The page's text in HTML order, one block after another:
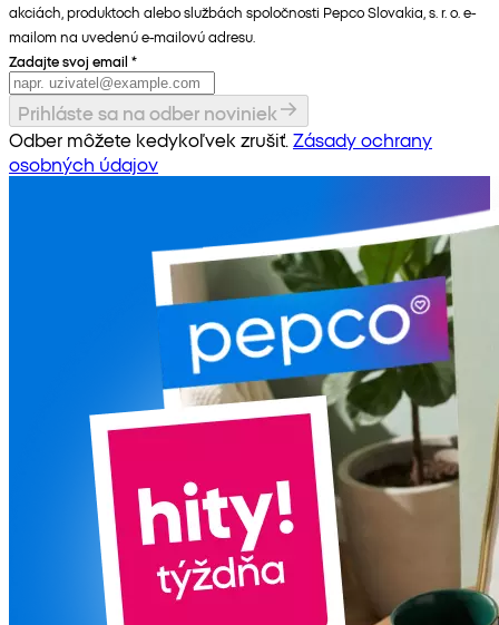
akciách, produktoch alebo službách spoločnosti Pepco Slovakia, s. r. o. e-
mailom na uvedenú e-mailovú adresu.
Zadajte svoj email *
Prihláste sa na odber noviniek
Odber môžete kedykoľvek zrušiť. Zásady ochrany
osobných údajov